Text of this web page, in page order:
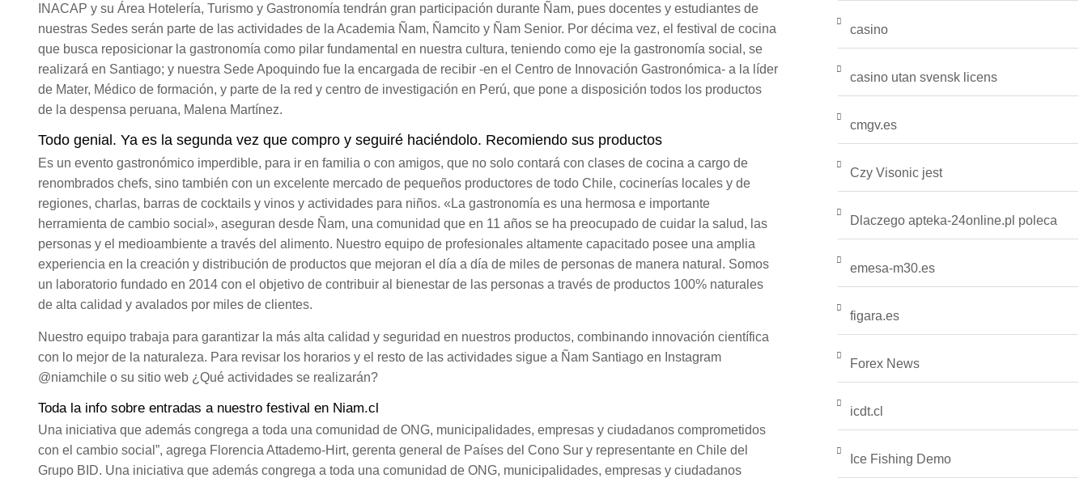
INACAP y su Área Hotelería, Turismo y Gastronomía tendrán gran participación durante Ñam, pues docentes y estudiantes de
nuestras Sedes serán parte de las actividades de la Academia Ñam, Ñamcito y Ñam Senior. Por décima vez, el festival de cocina
que busca reposicionar la gastronomía como pilar fundamental en nuestra cultura, teniendo como eje la gastronomía social, se
realizará en Santiago; y nuestra Sede Apoquindo fue la encargada de recibir -en el Centro de Innovación Gastronómica- a la líder
de Mater, Médico de formación, y parte de la red y centro de investigación en Perú, que pone a disposición todos los productos
de la despensa peruana, Malena Martínez.
Todo genial. Ya es la segunda vez que compro y seguiré haciéndolo. Recomiendo sus productos
Es un evento gastronómico imperdible, para ir en familia o con amigos, que no solo contará con clases de cocina a cargo de
renombrados chefs, sino también con un excelente mercado de pequeños productores de todo Chile, cocinerías locales y de
regiones, charlas, barras de cocktails y vinos y actividades para niños. «La gastronomía es una hermosa e importante
herramienta de cambio social», aseguran desde Ñam, una comunidad que en 11 años se ha preocupado de cuidar la salud, las
personas y el medioambiente a través del alimento. Nuestro equipo de profesionales altamente capacitado posee una amplia
experiencia en la creación y distribución de productos que mejoran el día a día de miles de personas de manera natural. Somos
un laboratorio fundado en 2014 con el objetivo de contribuir al bienestar de las personas a través de productos 100% naturales
de alta calidad y avalados por miles de clientes.
Nuestro equipo trabaja para garantizar la más alta calidad y seguridad en nuestros productos, combinando innovación científica
con lo mejor de la naturaleza. Para revisar los horarios y el resto de las actividades sigue a Ñam Santiago en Instagram
@niamchile o su sitio web ¿Qué actividades se realizarán?
Toda la info sobre entradas a nuestro festival en Niam.cl
Una iniciativa que además congrega a toda una comunidad de ONG, municipalidades, empresas y ciudadanos comprometidos
con el cambio social”, agrega Florencia Attademo-Hirt, gerenta general de Países del Cono Sur y representante en Chile del
Grupo BID. Una iniciativa que además congrega a toda una comunidad de ONG, municipalidades, empresas y ciudadanos
casino
casino utan svensk licens
cmgv.es
Czy Visonic jest
Dlaczego apteka-24online.pl poleca
emesa-m30.es
figara.es
Forex News
icdt.cl
Ice Fishing Demo